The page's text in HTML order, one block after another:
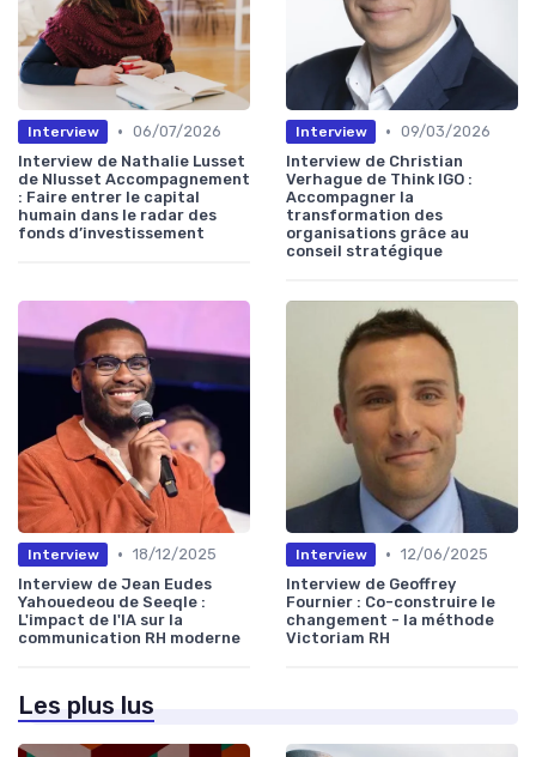
Interview • 06/07/2026
Interview de Nathalie Lusset
de Nlusset Accompagnement
: Faire entrer le capital
humain dans le radar des
fonds d’investissement
Interview • 09/03/2026
Interview de Christian
Verhague de Think IGO :
Accompagner la
transformation des
organisations grâce au
conseil stratégique
Interview • 18/12/2025
Interview de Jean Eudes
Yahouedeou de Seeqle :
L'impact de l'IA sur la
communication RH moderne
Interview • 12/06/2025
Interview de Geoffrey
Fournier : Co-construire le
changement - la méthode
Victoriam RH
Les plus lus